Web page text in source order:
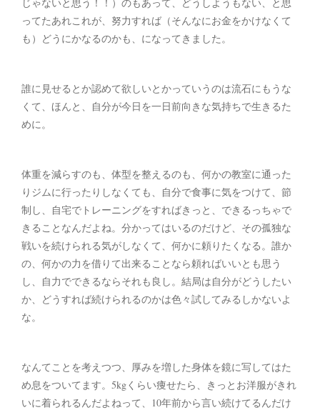
ってたあれこれが、努力すれば（そんなにお金をかけなくて
も）どうにかなるのかも、になってきました。
誰に見せるとか認めて欲しいとかっていうのは流石にもうな
くて、ほんと、自分が今日を一日前向きな気持ちで生きるた
めに。
体重を減らすのも、体型を整えるのも、何かの教室に通った
りジムに行ったりしなくても、自分で食事に気をつけて、節
制し、自宅でトレーニングをすればきっと、できるっちゃで
きることなんだよね。分かってはいるのだけど、その孤独な
戦いを続けられる気がしなくて、何かに頼りたくなる。誰か
の、何かの力を借りて出来ることなら頼ればいいとも思う
し、自力でできるならそれも良し。結局は自分がどうしたい
か、どうすれば続けられるのかは色々試してみるしかないよ
な。
なんてことを考えつつ、厚みを増した身体を鏡に写してはた
め息をついてます。5kgくらい痩せたら、きっとお洋服がきれ
いに着られるんだよねって、10年前から言い続けてるんだけ